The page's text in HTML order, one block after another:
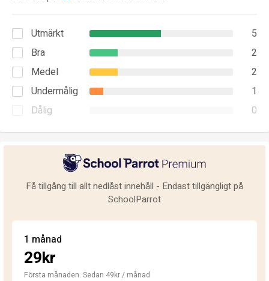
Utmärkt
5
Bra
2
Medel
2
Undermålig
1
Dålig
0
Få tillgång till allt nedlåst innehåll - Endast tillgängligt på
SchoolParrot
1 månad
29kr
Första månaden. Sedan 49kr / månad